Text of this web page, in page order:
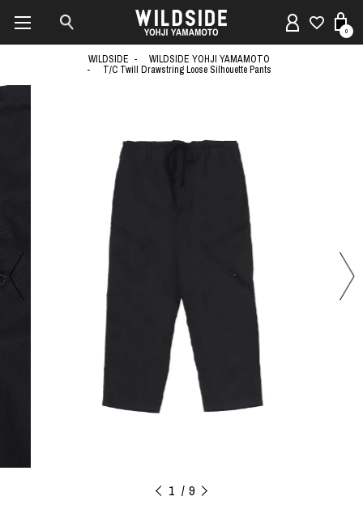
0
WILDSIDE
WILDSIDE YOHJI YAMAMOTO
T/C Twill Drawstring Loose Silhouette Pants
1 9